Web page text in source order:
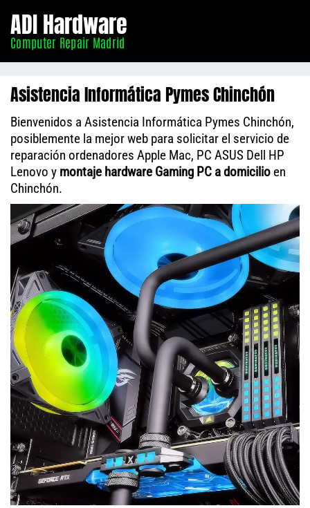
Madrid
ADI Hardware
Computer Repair Madrid
Asistencia Informática Pymes Chinchón
Bienvenidos a Asistencia Informática Pymes Chinchón,
posiblemente la mejor web para solicitar el servicio de
reparación ordenadores Apple Mac, PC ASUS Dell HP
Lenovo y montaje hardware Gaming PC a domicilio en
Chinchón.